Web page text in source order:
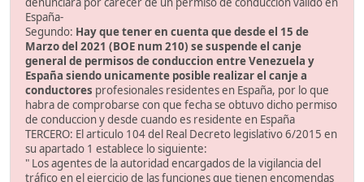
España-
Segundo: Hay que tener en cuenta que desde el 15 de
Marzo del 2021 (BOE num 210) se suspende el canje
general de permisos de conduccion entre Venezuela y
España siendo unicamente posible realizar el canje a
conductores profesionales residentes en España, por lo que
habra de comprobarse con que fecha se obtuvo dicho permiso
de conduccion y desde cuando es residente en España
TERCERO: El articulo 104 del Real Decreto legislativo 6/2015 en
su apartado 1 establece lo siguiente:
" Los agentes de la autoridad encargados de la vigilancia del
tráfico en el ejercicio de las funciones que tienen encomendas